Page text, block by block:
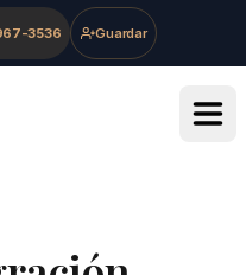
3536 Guardar